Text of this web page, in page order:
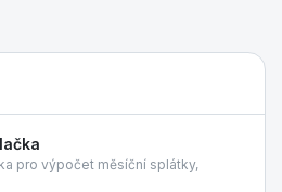
pro výpočet měsíční splátky,